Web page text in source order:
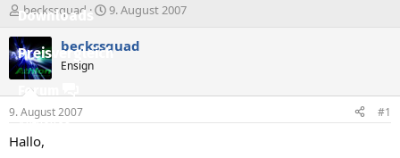
Downloads
Preisvergleich
Forum
Aktuelles
E
r
s
t
e
l
e
r
beckssquad
E
s
t
9. August 2007
beckssquad
Ensign
9. August 2007 #1
Hallo,